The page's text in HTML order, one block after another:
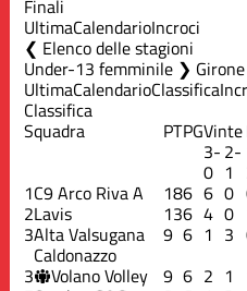
Finali
UltimaCalendarioIncroci
Elenco delle stagioni
Under-13 femminile ❯
UltimaCalendarioClassifica
Classifica
Squadra PTPGVinte
3-
0
2-
1
1C9 Arco Riva A 186 6 0
2Lavis 136 4 0
3Alta Valsugana
Caldonazzo
9 6 1 3
3
Volano Volley 9 6 2 1